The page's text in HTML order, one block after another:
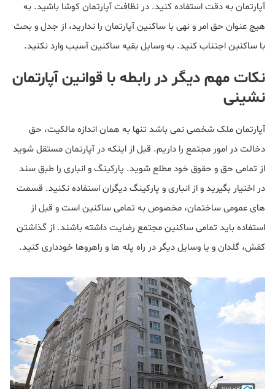
آپارتمان به دقت استفاده کنید. در نظافت آپارتمان کوشا باشید. به
هیچ عنوان حق امر و نهی با ساکنین آپارتمان را ندارید، از جدل و بحث
با ساکنین اجتناب کنید. به وسایل بقیه ساکنین آسیب وارد نکنید.
نکات مهم دیگر در رابطه با قوانین آپارتمان
نشینی
آپارتمان ملک شخصی نمی باشد تنها به همان اندازه مالکیت، حق
دخالت در امور مجتمع را داریم. قبل از اینکه در آپارتمان مستقل شوید
از تمامی حق و حقوق خود مطلع شوید. پارکینگ و انباری را طبق سند
در اختیار بگیرید و از انباری و پارکینگ دیگران استفاده نکنید. قسمت
های عمومی ساختمان، مخصوص به تمامی ساکنین است و قبل از
استفاده باید تمامی ساکنین مجتمع رضایت داشته باشند. از گذاشتن
کفش، گلدان و یا وسایل دیگر در راه پله ها و راهروها خودداری کنید.